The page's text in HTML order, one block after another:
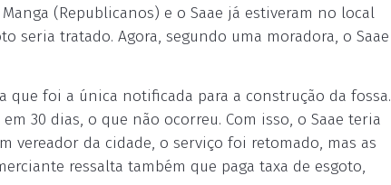
(Republicanos) e o Saae já estiveram no local
seria tratado. Agora, segundo uma moradora, o Saae
que foi a única notificada para a construção da fossa.
30 dias, o que não ocorreu. Com isso, o Saae teria
vereador da cidade, o serviço foi retomado, mas as
ressalta também que paga taxa de esgoto,